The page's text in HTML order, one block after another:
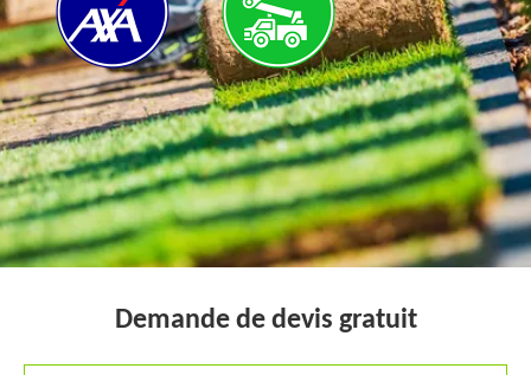
Demande de devis gratuit